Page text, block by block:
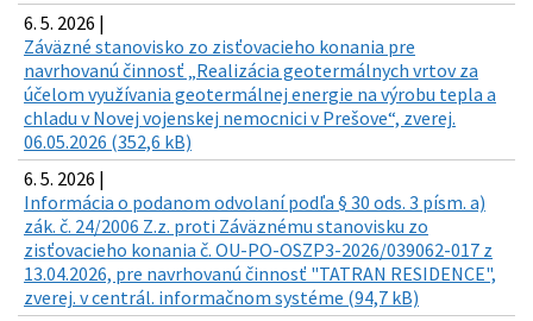
6. 5. 2026 |
Záväzné stanovisko zo zisťovacieho konania pre
navrhovanú činnosť „Realizácia geotermálnych vrtov za
účelom využívania geotermálnej energie na výrobu tepla a
chladu v Novej vojenskej nemocnici v Prešove“, zverej.
06.05.2026 (352,6 kB)
6. 5. 2026 |
Informácia o podanom odvolaní podľa § 30 ods. 3 písm. a)
zák. č. 24/2006 Z.z. proti Záväznému stanovisku zo
zisťovacieho konania č. OU-PO-OSZP3-2026/039062-017 z
13.04.2026, pre navrhovanú činnosť "TATRAN RESIDENCE",
zverej. v centrál. informačnom systéme (94,7 kB)